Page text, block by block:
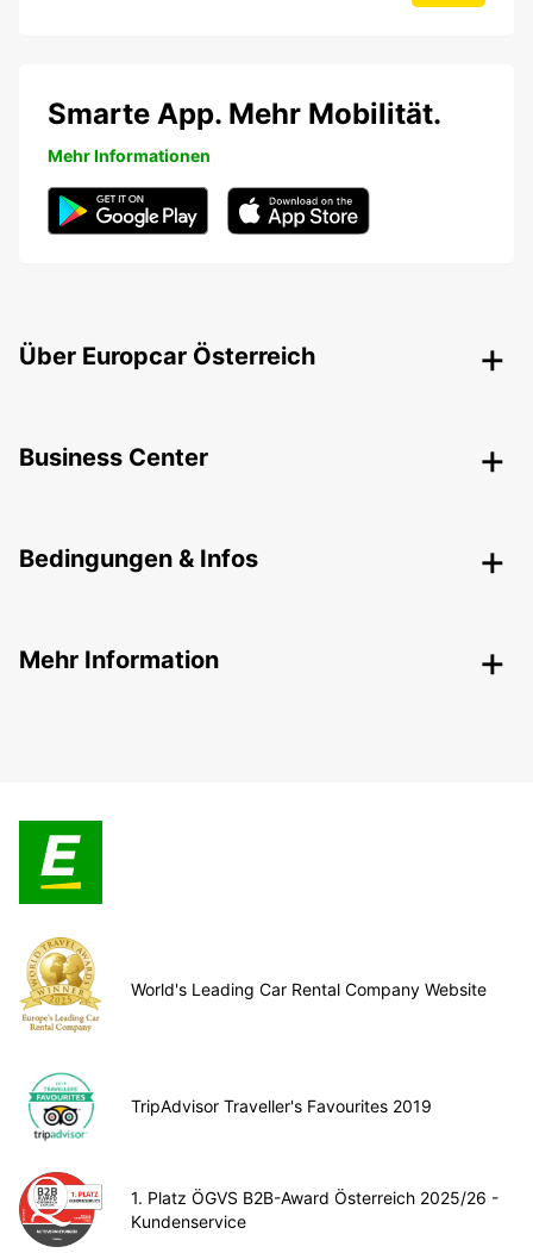
Smarte App. Mehr Mobilität.
Mehr Informationen
Über Europcar Österreich
Business Center
Bedingungen & Infos
Mehr Information
World's Leading Car Rental Company Website
TripAdvisor Traveller's Favourites 2019
1. Platz ÖGVS B2B-Award Österreich 2025/26 -
Kundenservice